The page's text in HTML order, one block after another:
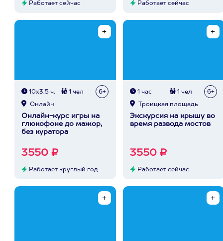
Работает сейчас Работает сейчас
10х3,5 ч. 1 чел 6+
Онлайн
Онлайн-курс игры на
глюкофоне до мажор,
без куратора
3550 ₽
Работает круглый год
1 час 1 чел 6+
Троицкая площадь
Экскурсия на крышу во
время развода мостов
3550 ₽
Работает сейчас